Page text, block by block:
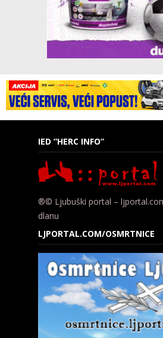
IED “HERC INFO”
®© Ljubuški portal –
dlanu
LJPORTAL.COM/OSMRTNICE